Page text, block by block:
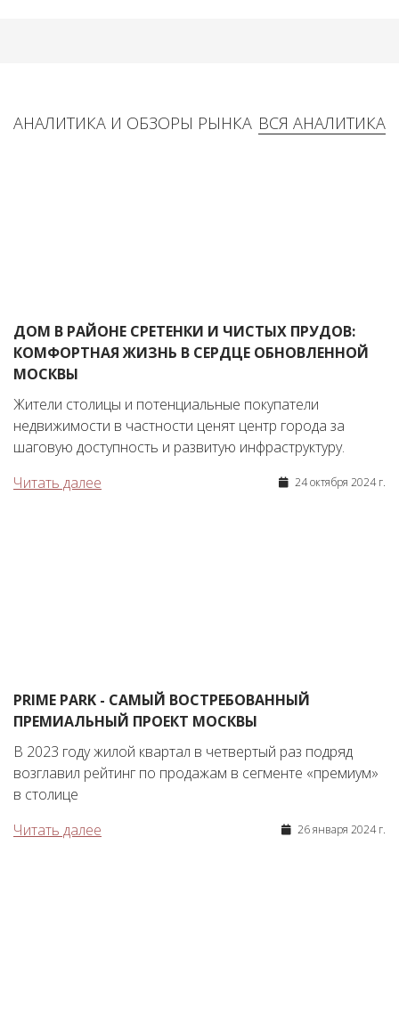
ВСЯ АНАЛИТИКА
АНАЛИТИКА И ОБЗОРЫ РЫНКА
ДОМ В РАЙОНЕ СРЕТЕНКИ И ЧИСТЫХ ПРУДОВ:
КОМФОРТНАЯ ЖИЗНЬ В СЕРДЦЕ ОБНОВЛЕННОЙ
МОСКВЫ
Жители столицы и потенциальные покупатели
недвижимости в частности ценят центр города за
шаговую доступность и развитую инфраструктуру.
Читать далее
24 октября 2024 г.
PRIME PARK - САМЫЙ ВОСТРЕБОВАННЫЙ
ПРЕМИАЛЬНЫЙ ПРОЕКТ МОСКВЫ
В 2023 году жилой квартал в четвертый раз подряд
возглавил рейтинг по продажам в сегменте «премиум»
в столице
Читать далее
26 января 2024 г.